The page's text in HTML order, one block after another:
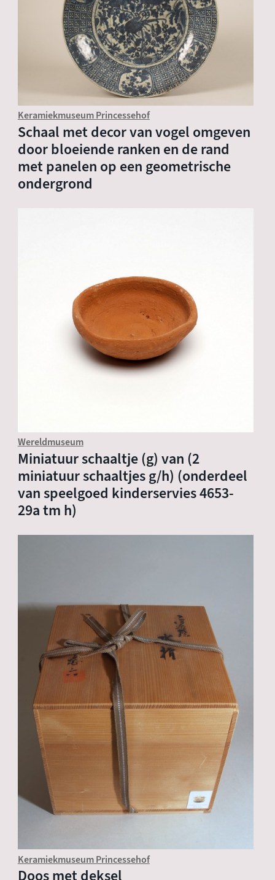
Keramiekmuseum Princessehof
Schaal met decor van vogel omgeven
door bloeiende ranken en de rand
met panelen op een geometrische
ondergrond
Wereldmuseum
Miniatuur schaaltje (g) van (2
miniatuur schaaltjes g/h) (onderdeel
van speelgoed kinderservies 4653-
29a tm h)
Keramiekmuseum Princessehof